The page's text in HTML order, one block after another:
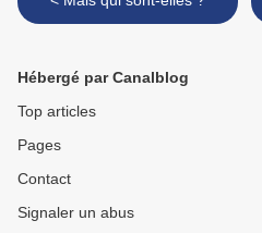
Hébergé par Canalblog
Top articles
Pages
Contact
Signaler un abus